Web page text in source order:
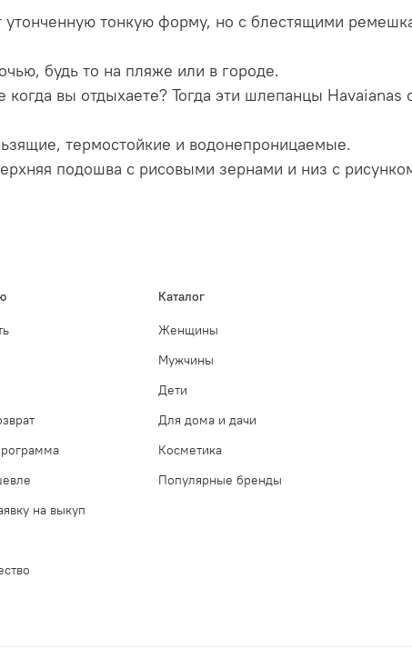
тонкую форму, но с блестящими
будь то на пляже или в городе.
когда вы отдыхаете? Тогда эти шлепанцы Havaianas
термостойкие и водонепроницаемые.
подошва с рисовыми зернами и низ с
на выкуп
Каталог
Женщины
Мужчины
Дети
Для дома и дачи
Косметика
Популярные бренды